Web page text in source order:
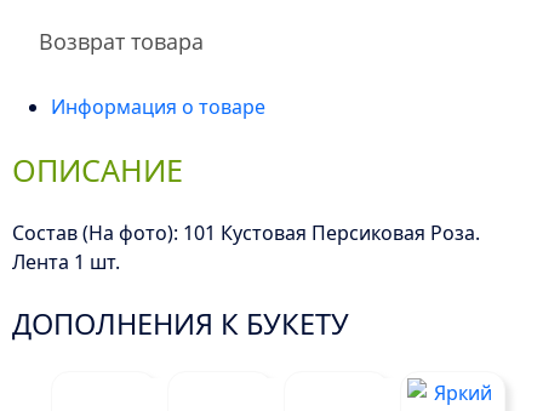
Возврат товара
Информация о товаре
ОПИСАНИЕ
Состав (На фото): 101 Кустовая Персиковая Роза.
Лента 1 шт.
ДОПОЛНЕНИЯ К БУКЕТУ